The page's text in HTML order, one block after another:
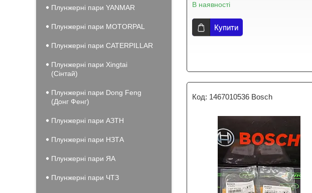
В наявності
Купити
1467010536 Bosch
Плунжерні пари YANMAR
Плунжерні пари MOTORPAL
Плунжерні пари CATERPILLAR
Плунжерні пари Xingtai
(Сінтай)
Плунжерні пари Dong Feng
(Донг Фенг)
Плунжерні пари АЗТН
Плунжерні пари НЗТА
Плунжерні пари ЯА
Плунжерні пари ЧТЗ